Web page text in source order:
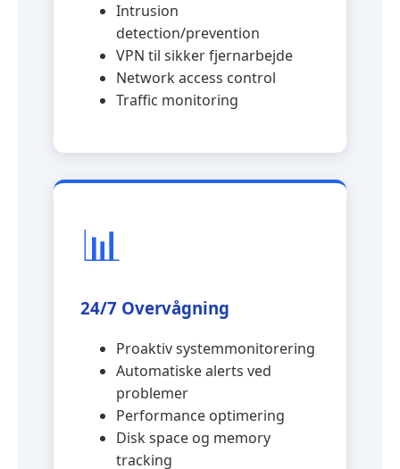
Intrusion
detection/prevention
VPN til sikker fjernarbejde
Network access control
Traffic monitoring
📊
24/7 Overvågning
Proaktiv systemmonitorering
Automatiske alerts ved
problemer
Performance optimering
Disk space og memory
tracking